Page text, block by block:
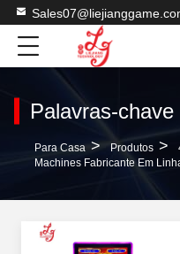
Para Casa > Produtos >
Machines Fabricante Em